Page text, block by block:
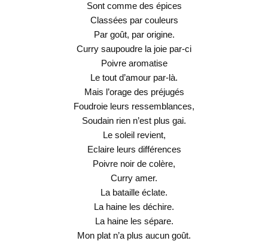
Sont comme des épices
Classées par couleurs
Par goût, par origine.
Curry saupoudre la joie par-ci
Poivre aromatise
Le tout d’amour par-là.
Mais l’orage des préjugés
Foudroie leurs ressemblances,
Soudain rien n’est plus gai.
Le soleil revient,
Eclaire leurs différences
Poivre noir de colère,
Curry amer.
La bataille éclate.
La haine les déchire.
La haine les sépare.
Mon plat n’a plus aucun goût.